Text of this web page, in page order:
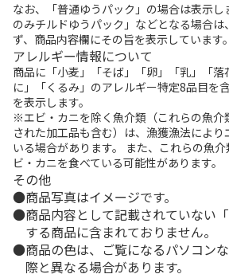
なお、「普通ゆうパック」の場合は表示
のみチルドゆうパック」などとなる場合は
ず、商品内容欄にその旨を表示しています。
アレルギー情報について
商品に「小麦」「そば」「卵」「乳」「落
に」「くるみ」のアレルギー特定8品目を
を表示します。
※エビ・カニを除く魚介類（これらの魚介
された加工品も含む）は、漁獲漁法により
いる場合があります。 また、これらの魚
ビ・カニを食べている可能性があります。
その他
商品写真はイメージです。
商品内容として記載されていない
する商品に含まれておりません。
商品の色は、ご覧になるパソコン
際と異なる場合があります。